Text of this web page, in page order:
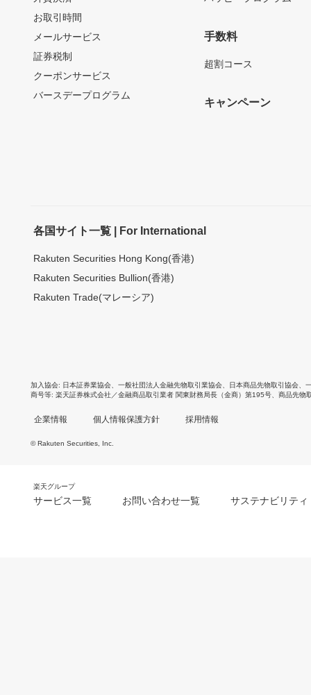
お取引時間
メールサービス
証券税制
クーポンサービス
バースデープログラム
手数料
超割コース
キャンペーン
各国サイト一覧 | For International
Rakuten Securities Hong Kong(香港)
Rakuten Securities Bullion(香港)
Rakuten Trade(マレーシア)
加入協会 日本証券業協会 一般社団法人金融先物取引業協会 日本商品先物取引協会
商号等 楽天証券株式会社／金融商品取引業者 関東財務局長（金商）第195号、商品先物
企業情報 個人情報保護方針 採用情報
© Rakuten Securities, Inc.
楽天グループ
サービス一覧 お問い合わせ一覧 サステナビリティ